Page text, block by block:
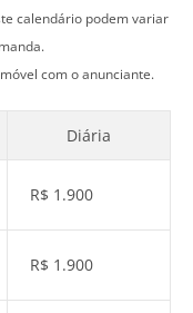
calendário podem variar
com o anunciante.
Diária
R$ 1.900
R$ 1.900